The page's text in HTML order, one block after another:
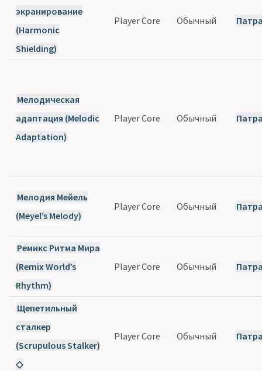
экранирование
(Harmonic
Shielding)
Player Core Обычный
Мелодическая
адаптация (Melodic
Adaptation)
Player Core Обычный
Мелодия Мейель
(Meyel’s Melody)
Player Core Обычный
Ремикс Ритма Мира
(Remix World’s
Rhythm)
Player Core Обычный
Щепетильный
сталкер
(Scrupulous Stalker)
◇
Player Core Обычный